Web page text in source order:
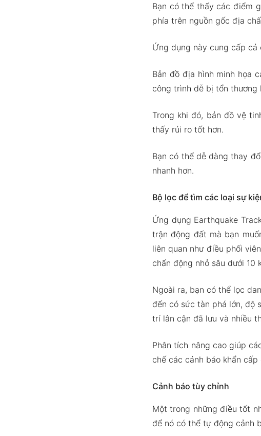
Bạn có thể thấy các điểm
phía trên nguồn gốc địa
Ứng dụng này cung cấp
Bản đồ địa hình minh họa
công trình dễ bị tổn thương
Trong khi đó, bản đồ vệ
thấy rủi ro tốt hơn.
Bạn có thể dễ dàng thay
nhanh hơn.
Bộ lọc để tìm các loại sự
Ứng dụng Earthquake
trận động đất mà bạn
liên quan như điều phối
chấn động nhỏ sâu dưới
Ngoài ra, bạn có thể lọc
đến có sức tàn phá lớn, độ
trí lân cận đã lưu và nhiều
Phân tích nâng cao giúp
chế các cảnh báo khẩn
Cảnh báo tùy chỉnh
Một trong những điều tốt
để nó có thể tự động cảnh